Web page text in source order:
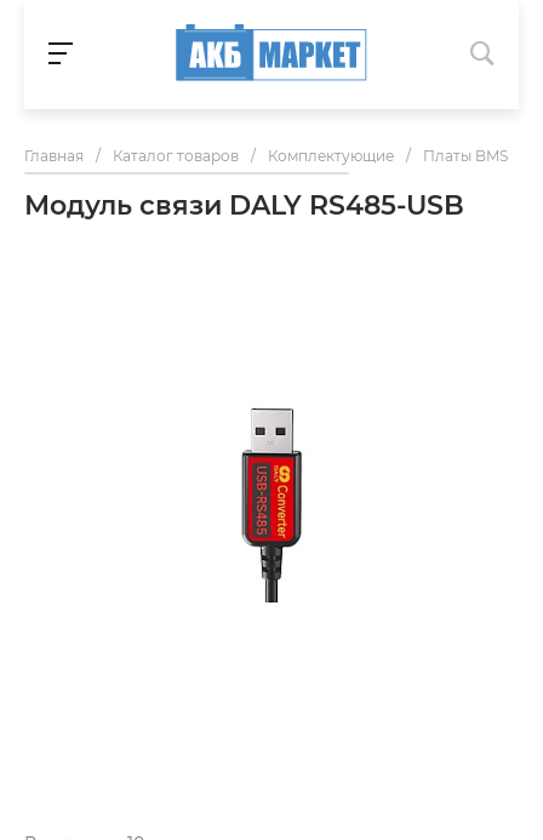
Главная / Каталог товаров / Комплектующие / Платы BMS
Модуль связи DALY RS485-USB